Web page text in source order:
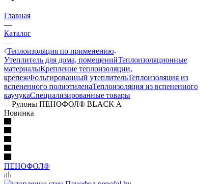
Главная
—
Каталог
—
Теплоизоляция по применению
Утеплитель для дома, помещенийТеплоизоляционные
материалыКрепление теплоизоляции,
крепежФольгированный утеплительТеплоизоляция из
вспененного полиэтиленаТеплоизоляция из вспененного
каучукаСпециализированные товары
—Рулоны ПЕНОФОЛ® BLACK A
Новинка
ПЕНОФОЛ®